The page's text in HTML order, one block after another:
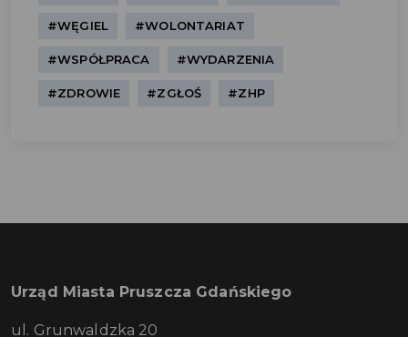
#WĘGIEL #WOLONTARIAT
#WSPÓŁPRACA #WYDARZENIA
#ZDROWIE #ZGŁOŚ #ZHP
Urząd Miasta Pruszcza Gdańskiego
ul. Grunwaldzka 20